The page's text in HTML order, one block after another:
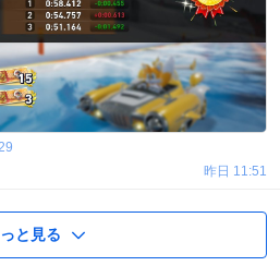
昨日 11:51
と見る